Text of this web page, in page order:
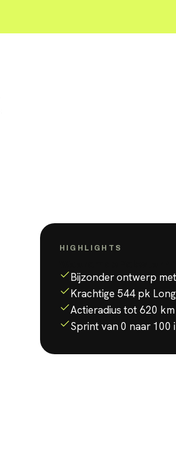
HIGHLIGHTS
Bijzonder ontwerp
Krachtige 544 pk
Actieradius tot 620 km
Sprint van 0 naar 100